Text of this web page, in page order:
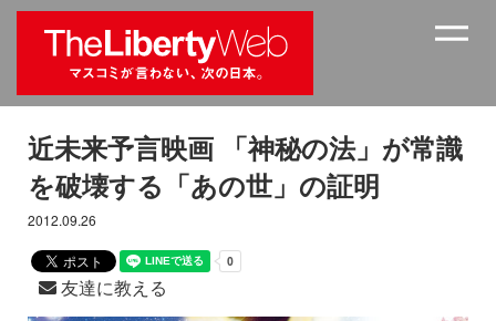
近未来予言映画 「神秘の法」が常識
を破壊する「あの世」の証明
2012.09.26
友達に教える